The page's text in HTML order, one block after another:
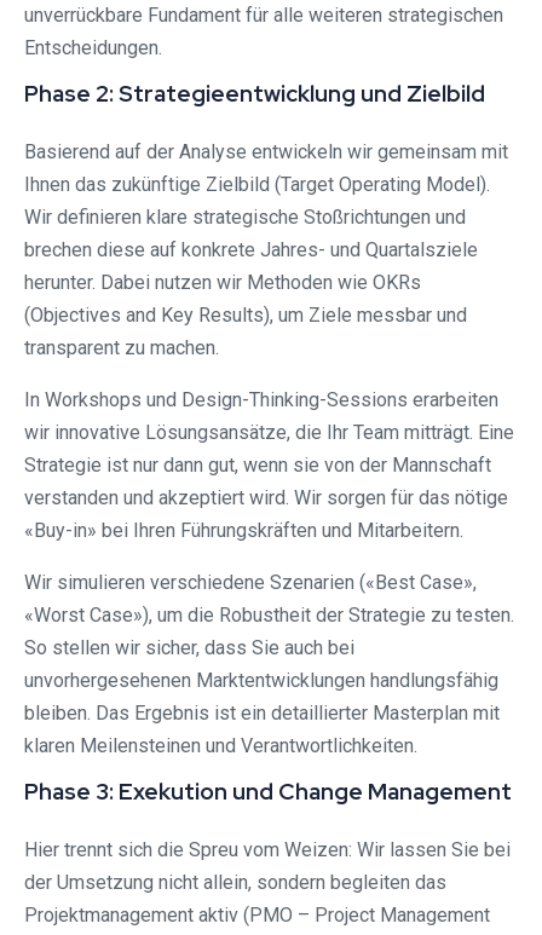
unverrückbare Fundament für alle weiteren strategischen
Entscheidungen.
Phase 2: Strategieentwicklung und Zielbild
Basierend auf der Analyse entwickeln wir gemeinsam mit
Ihnen das zukünftige Zielbild (Target Operating Model).
Wir definieren klare strategische Stoßrichtungen und
brechen diese auf konkrete Jahres- und Quartalsziele
herunter. Dabei nutzen wir Methoden wie OKRs
(Objectives and Key Results), um Ziele messbar und
transparent zu machen.
In Workshops und Design-Thinking-Sessions erarbeiten
wir innovative Lösungsansätze, die Ihr Team mitträgt. Eine
Strategie ist nur dann gut, wenn sie von der Mannschaft
verstanden und akzeptiert wird. Wir sorgen für das nötige
«Buy-in» bei Ihren Führungskräften und Mitarbeitern.
Wir simulieren verschiedene Szenarien («Best Case»,
«Worst Case»), um die Robustheit der Strategie zu testen.
So stellen wir sicher, dass Sie auch bei
unvorhergesehenen Marktentwicklungen handlungsfähig
bleiben. Das Ergebnis ist ein detaillierter Masterplan mit
klaren Meilensteinen und Verantwortlichkeiten.
Phase 3: Exekution und Change Management
Hier trennt sich die Spreu vom Weizen: Wir lassen Sie bei
der Umsetzung nicht allein, sondern begleiten das
Projektmanagement aktiv (PMO – Project Management